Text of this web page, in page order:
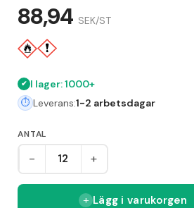
88,94 SEK/ST
I lager: 1000+
Leverans:1-2 arbetsdagar
ANTAL
- +
Lägg i varukorgen